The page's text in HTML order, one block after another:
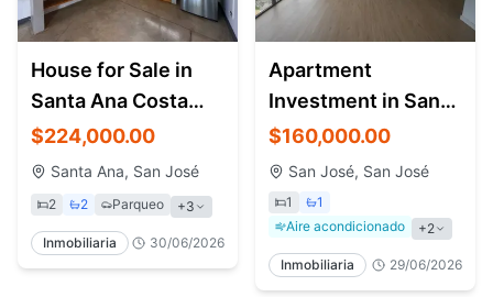
House for Sale in
Santa Ana Costa
Rica | Airbnb
Investment
$224,000.00
Santa Ana, San José
2 2 Parqueo +3
Inmobiliaria 30/06/2026
Apartment
Investment in San
José Costa Rica |
Torre Babylon
$160,000.00
San José, San José
1
1
Aire acondicionado
+2
Inmobiliaria 29/06/2026